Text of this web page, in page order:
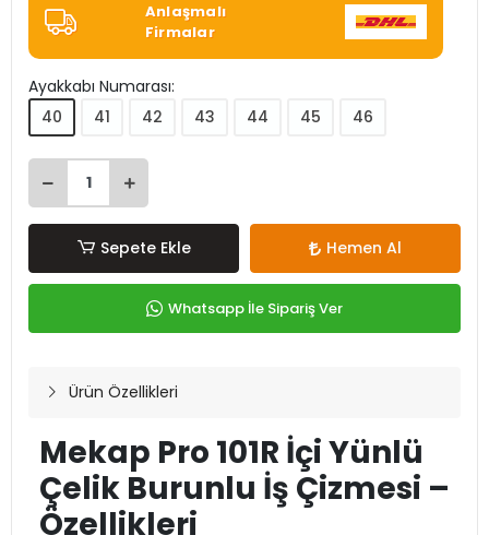
Anlaşmalı
Firmalar
Ayakkabı Numarası:
40
41 42 43 44 45 46
Sepete Ekle Hemen Al
Whatsapp İle Sipariş Ver
Ürün Özellikleri
Mekap Pro 101R İçi Yünlü
Çelik Burunlu İş Çizmesi –
Özellikleri